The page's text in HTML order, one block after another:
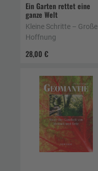
Ein Garten rettet eine
ganze Welt
28,00 €
Kleine Schritte – Große
Hoffnung